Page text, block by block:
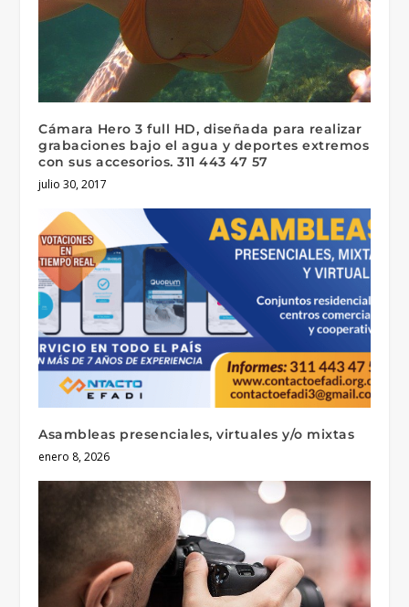
Cámara Hero 3 full HD, diseñada para realizar
grabaciones bajo el agua y deportes extremos
con sus accesorios. 311 443 47 57
julio 30, 2017
Asambleas presenciales, virtuales y/o mixtas
enero 8, 2026